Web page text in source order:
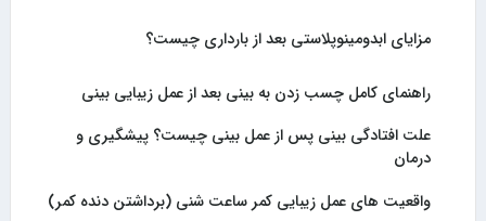
مزایای ابدومینوپلاستی بعد از بارداری چیست؟
راهنمای کامل چسب زدن به بینی بعد از عمل زیبایی بینی
علت افتادگی بینی پس از عمل بینی چیست؟ پیشگیری و
درمان
واقعیت های عمل زیبایی کمر ساعت شنی (برداشتن دنده کمر)